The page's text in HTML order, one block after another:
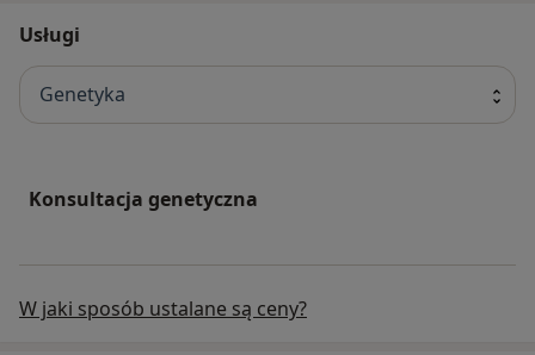
Usługi
Genetyka
Konsultacja genetyczna
W jaki sposób ustalane są ceny?